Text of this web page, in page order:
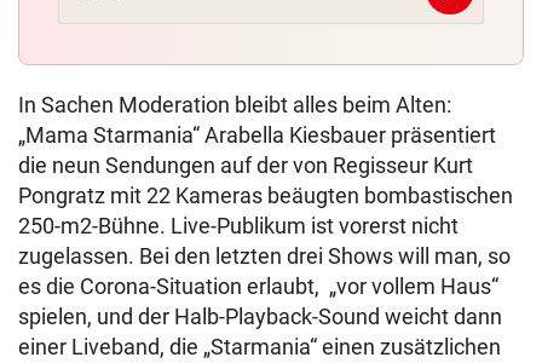
In Sachen Moderation bleibt alles beim Alten:
„Mama Starmania“ Arabella Kiesbauer präsentiert
die neun Sendungen auf der von Regisseur Kurt
Pongratz mit 22 Kameras beäugten bombastischen
250-m2-Bühne. Live-Publikum ist vorerst nicht
zugelassen. Bei den letzten drei Shows will man, so
es die Corona-Situation erlaubt, „vor vollem Haus“
spielen, und der Halb-Playback-Sound weicht dann
einer Liveband, die „Starmania“ einen zusätzlichen